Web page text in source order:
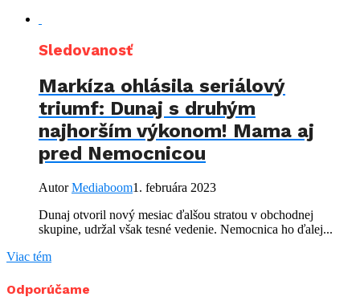
Sledovanosť
Markíza ohlásila seriálový
triumf: Dunaj s druhým
najhorším výkonom! Mama aj
pred Nemocnicou
AutorMediaboom1. februára 2023
Dunaj otvoril nový mesiac ďalšou stratou v obchodnej
skupine, udržal však tesné vedenie. Nemocnica ho ďalej...
Viac tém
Odporúčame